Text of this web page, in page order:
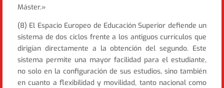
Máster.»
(8) El Espacio Europeo de Educación Superior defiende un
sistema de dos ciclos frente a los antiguos currículos que
dirigían directamente a la obtención del segundo. Este
sistema permite una mayor facilidad para el estudiante,
no solo en la configuración de sus estudios, sino también
en cuanto a flexibilidad y movilidad, tanto nacional como